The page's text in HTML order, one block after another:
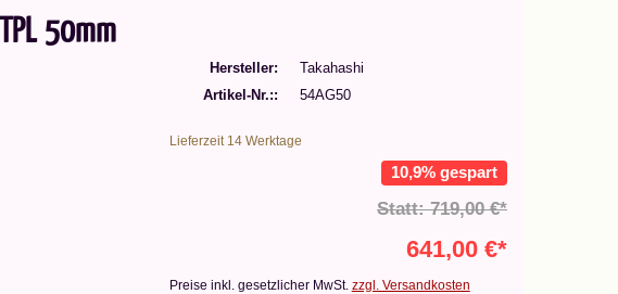
50mm
Hersteller
Takahashi
Artikel-Nr.:
54AG50
Lieferzeit 14 Werktage
10,9% gespart
Statt: 719,00 €*
641,00 €*
Preise inkl. gesetzlicher MwSt. zzgl. Versandkosten